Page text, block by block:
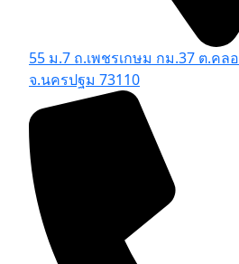
55 ม.7 ถ.เพชรเกษม กม.37 ต.ค
จ.นครปฐม 73110